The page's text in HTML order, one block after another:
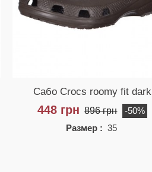
Сабо Crocs roomy fit dark
448 грн 896 грн
-50%
Размер : 35